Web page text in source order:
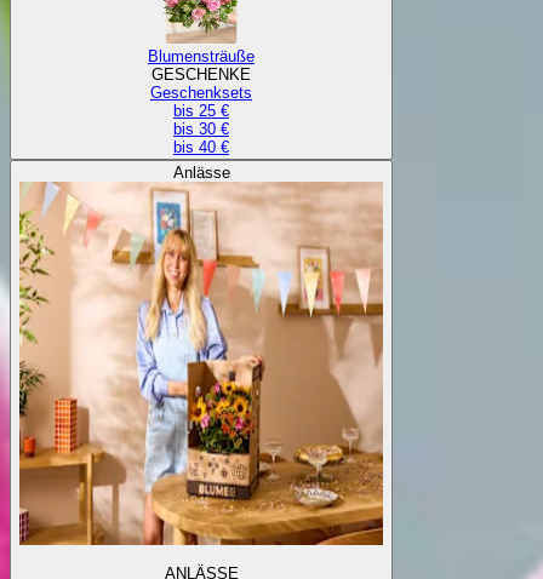
Blumensträuße
GESCHENKE
Geschenksets
bis 25 €
bis 30 €
bis 40 €
Anlässe
ANLÄSSE